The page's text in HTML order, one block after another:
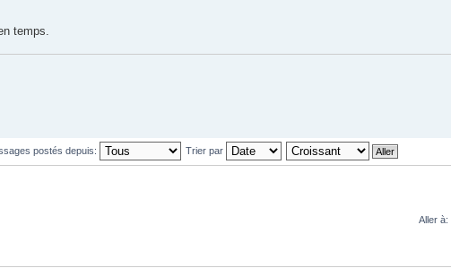
temps.
postés depuis: Trier par
Aller à: